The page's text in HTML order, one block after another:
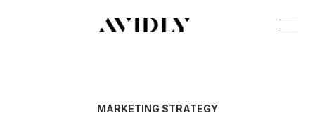
MARKETING STRATEGY